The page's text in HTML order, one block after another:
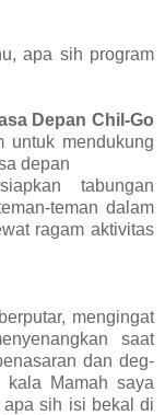
apa sih program
Depan Chil-Go
untuk mendukung
depan
tabungan
teman dalam
ragam aktivitas
mengingat
saat
dan deg-
Mamah saya
sih isi bekal di